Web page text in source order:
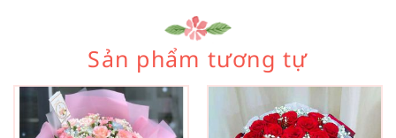
Sản phẩm tương tự